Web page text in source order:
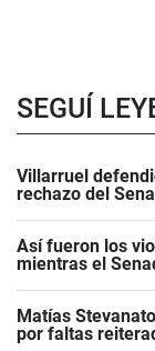
SEGUÍ
Villarruel
rechazo del
Así fueron los
mientras el
Matías
por faltas